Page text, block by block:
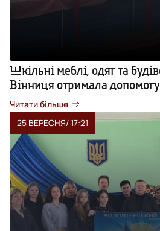
Шкільні меблі, одяг та
Вінниця отримала
Читати більше
25 ВЕРЕСНЯ/ 17:21